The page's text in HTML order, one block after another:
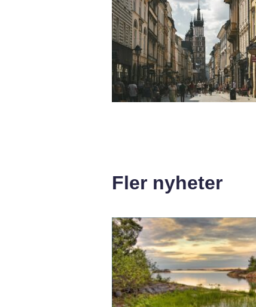
Fler nyheter